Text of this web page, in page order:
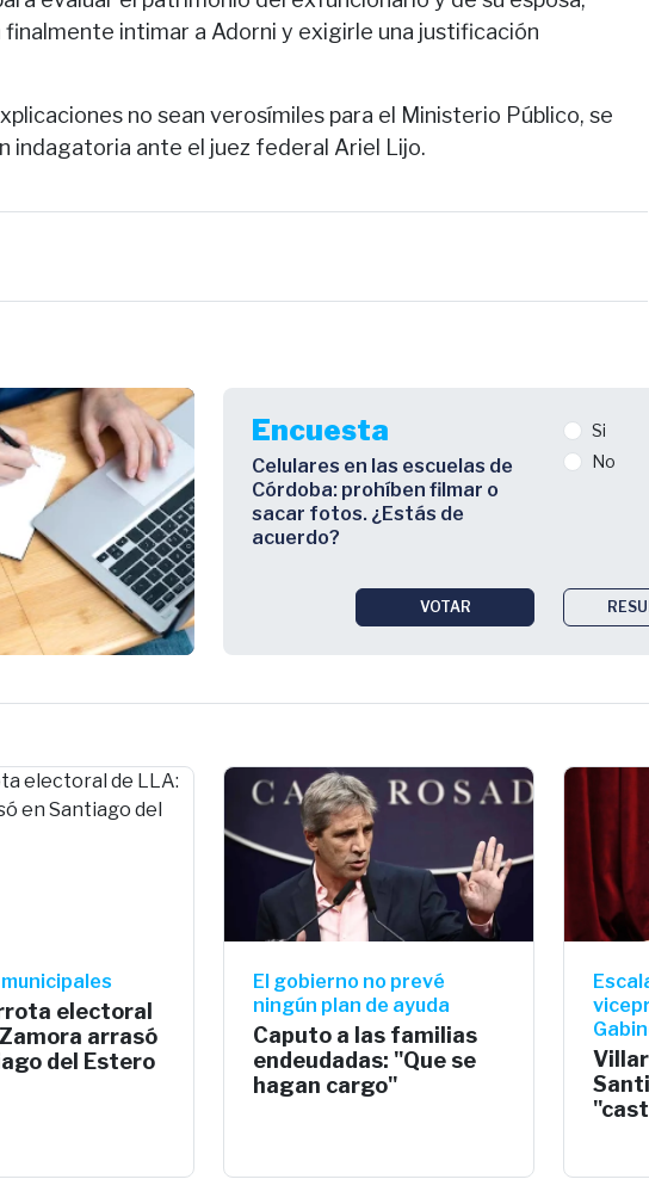
intimar a Adorni y exigirle una justificación
no sean verosímiles para el Ministerio Público, se
indagatoria ante el juez federal Ariel Lijo.
Encuesta
Celulares en las escuelas de
Córdoba: prohíben filmar o
sacar fotos. ¿Estás de
acuerdo?
Si
No
VOTAR
electoral
arrasó
del Estero
El gobierno no prevé
ningún plan de ayuda
Caputo a las familias
endeudadas: "Que se
hagan cargo"